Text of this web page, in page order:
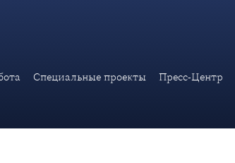
Специальные проекты Пресс-Центр